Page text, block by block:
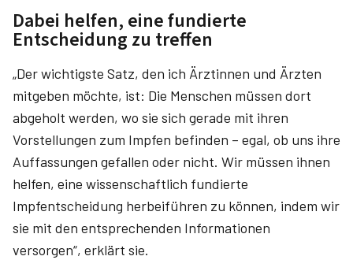
Dabei helfen, eine fundierte
Entscheidung zu treffen
„Der wichtigste Satz, den ich Ärztinnen und Ärzten
mitgeben möchte, ist: Die Menschen müssen dort
abgeholt werden, wo sie sich gerade mit ihren
Vorstellungen zum Impfen befinden – egal, ob uns ihre
Auffassungen gefallen oder nicht. Wir müssen ihnen
helfen, eine wissenschaftlich fundierte
Impfentscheidung herbeiführen zu können, indem wir
sie mit den entsprechenden Informationen
versorgen“, erklärt sie.